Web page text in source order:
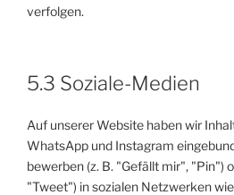
verfolgen.
5.3 Soziale-Medien
Auf unserer Website haben wir
WhatsApp und Instagram
bewerben (z. B. "Gefällt mir", "Pin")
"Tweet") in sozialen Netzwerken